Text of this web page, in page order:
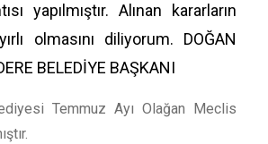
yapılmıştır. Alınan kararların
olmasını diliyorum. DOĞAN
BELEDİYE BAŞKANI
Temmuz Ayı Olağan Meclis